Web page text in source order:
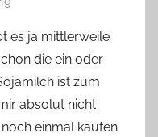
n
Y
v
o
n
es ja mittlerweile
die ein oder
ist zum
absolut nicht
einmal kaufen